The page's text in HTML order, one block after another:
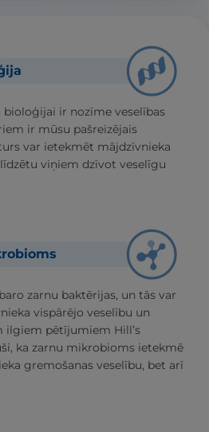
bioloģijai ir nozīme veselības
ir mūsu pašreizējais
var ietekmēt mājdzīvnieka
viņiem dzīvot veselīgu
zarnu baktērijas, un tās var
vispārējo veselību un
ilgiem pētījumiem Hill’s
ka zarnu mikrobioms ietekmē
gremošanas veselību, bet arī